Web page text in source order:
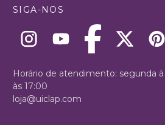
SIGA-NOS
Horário de atendimento: segunda
às 17:00
loja@uiclap.com